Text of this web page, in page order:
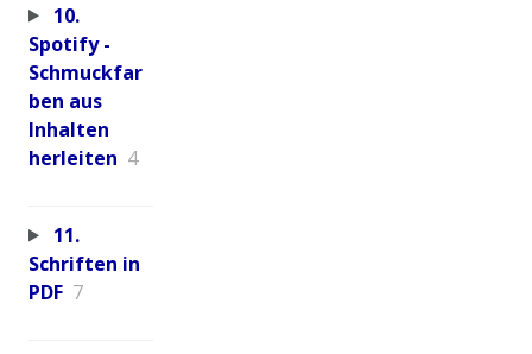
10.
Spotify -
Schmuckfar
ben aus
Inhalten
herleiten 4
11.
Schriften in
PDF 7